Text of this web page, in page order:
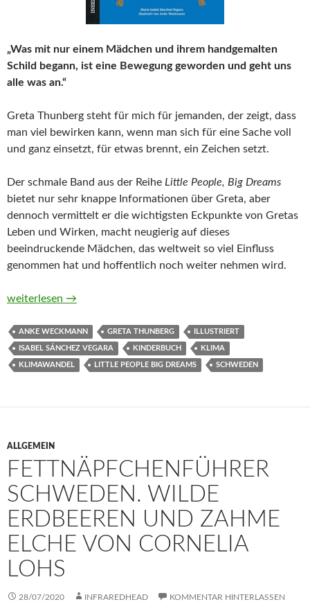
„Was mit nur einem Mädchen und ihrem handgemalten
Schild begann, ist eine Bewegung geworden und geht uns
alle was an.“
Greta Thunberg steht für mich für jemanden, der zeigt, dass
man viel bewirken kann, wenn man sich für eine Sache voll
und ganz einsetzt, für etwas brennt, ein Zeichen setzt.
Der schmale Band aus der Reihe Little People, Big Dreams
bietet nur sehr knappe Informationen über Greta, aber
dennoch vermittelt er die wichtigsten Eckpunkte von Gretas
Leben und Wirken, macht neugierig auf dieses
beeindruckende Mädchen, das weltweit so viel Einfluss
genommen hat und hoffentlich noch weiter nehmen wird.
Little People, Big Dreams. Greta Thunberg von María Isabel
weiterlesen →
ANKE WECKMANN GRETA THUNBERG ILLUSTRIERT
ISABEL SÁNCHEZ VEGARA KINDERBUCH KLIMA
KLIMAWANDEL LITTLE PEOPLE BIG DREAMS SCHWEDEN
ALLGEMEIN
FETTNÄPFCHENFÜHRER
SCHWEDEN. WILDE
ERDBEEREN UND ZAHME
ELCHE VON CORNELIA
LOHS
28/07/2020 INFRAREDHEAD KOMMENTAR HINTERLASSEN